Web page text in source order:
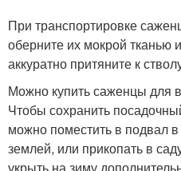
При транспортировке
оберните их мокрой тканью
аккуратно притяните к
Можно купить саженцы для
Чтобы сохранить
можно поместить в подвал
землей, или прикопать в
укрыть на зиму